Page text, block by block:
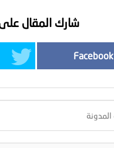
شارك المقال
Facebook